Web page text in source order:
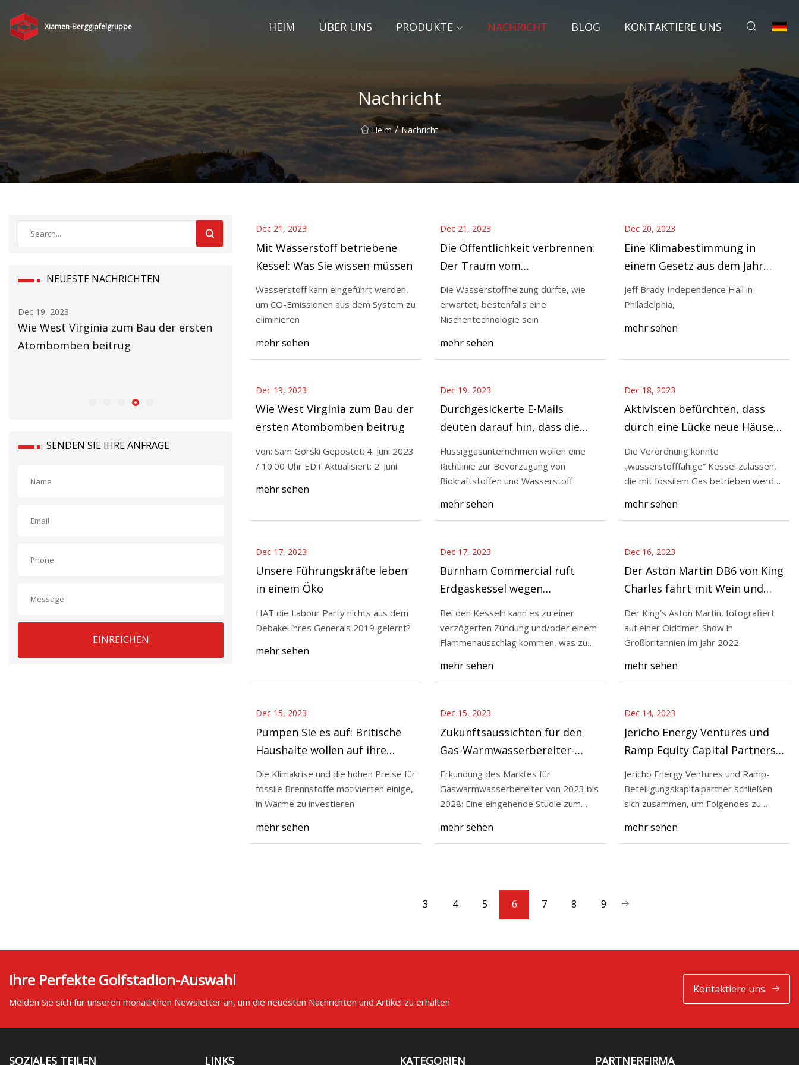
Xiamen-Berggipfelgruppe HEIM ÜBER UNS PRODUKTE NACHRICHT BLOG KONTAKTIERE UNS
Nachricht
Heim / Nachricht
NEUESTE NACHRICHTEN
Dec 19, 2023
Wie West Virginia zum Bau der ersten
Atombomben beitrug
Dec 19, 2023
Durchgesickerte E-Mails deuten darauf
hin, dass die Gasindustrie starke
Lobbyarbeit gegen den EU-
Dec 21, 2023
Mit Wasserstoff betriebene Kessel: Was
Sie wissen müssen
SENDEN SIE IHRE ANFRAGE
EINREICHEN
Dec 21, 2023
Mit Wasserstoff betriebene
Kessel: Was Sie wissen müssen
Wasserstoff kann eingeführt werden,
um CO-Emissionen aus dem System zu
eliminieren
mehr sehen
Dec 21, 2023
Die Öffentlichkeit verbrennen:
Der Traum vom
Wasserstoffheizrohr
Die Wasserstoffheizung dürfte, wie
erwartet, bestenfalls eine
Nischentechnologie sein
mehr sehen
Dec 20, 2023
Eine Klimabestimmung in
einem Gesetz aus dem Jahr
2007 beseitigt fossile
Brennstoffe in
Jeff Brady Independence Hall in
Philadelphia,
mehr sehen
Dec 19, 2023
Wie West Virginia zum Bau der
ersten Atombomben beitrug
von: Sam Gorski Gepostet: 4. Juni 2023
/ 10:00 Uhr EDT Aktualisiert: 2. Juni
mehr sehen
Dec 19, 2023
Durchgesickerte E-Mails
deuten darauf hin, dass die
Gasindustrie starke
Lobbyarbeit gegen den EU-
Kesselausstieg betreibt
Flüssiggasunternehmen wollen eine
Richtlinie zur Bevorzugung von
Biokraftstoffen und Wasserstoff
mehr sehen
Dec 18, 2023
Aktivisten befürchten, dass
durch eine Lücke neue Häuser
in England mit Gaskesseln
ausgestattet werden könnten
Die Verordnung könnte
„wasserstofffähige“ Kessel zulassen,
die mit fossilem Gas betrieben werden
mehr sehen
Dec 17, 2023
Unsere Führungskräfte leben
in einem Öko
HAT die Labour Party nichts aus dem
Debakel ihres Generals 2019 gelernt?
mehr sehen
Dec 17, 2023
Burnham Commercial ruft
Erdgaskessel wegen
Verbrennungsgefahr zurück
(Rückrufalarm)
Bei den Kesseln kann es zu einer
verzögerten Zündung und/oder einem
Flammenausschlag kommen, was zu
mehr sehen
Dec 16, 2023
Der Aston Martin DB6 von King
Charles fährt mit Wein und
Der King’s Aston Martin, fotografiert
auf einer Oldtimer-Show in
Großbritannien im Jahr 2022.
mehr sehen
Dec 15, 2023
Pumpen Sie es auf: Britische
Haushalte wollen auf ihre
Gaszentralheizung verzichten
Die Klimakrise und die hohen Preise für
fossile Brennstoffe motivierten einige,
in Wärme zu investieren
mehr sehen
Dec 15, 2023
Zukunftsaussichten für den
Gas-Warmwasserbereiter-
Markt 2023: Neue Trends und
Hauptakteure
Erkundung des Marktes für
Gaswarmwasserbereiter von 2023 bis
2028: Eine eingehende Studie zum
mehr sehen
Dec 14, 2023
Jericho Energy Ventures und
Ramp Equity Capital Partners
schließen sich zusammen, um
Innovative Zero zu schaffen
Jericho Energy Ventures und Ramp-
Beteiligungskapitalpartner schließen
sich zusammen, um Folgendes zu
mehr sehen
3 4 5 6 7 8 9
Ihre Perfekte Golfstadion-Auswahl
Melden Sie sich für unseren monatlichen Newsletter an, um die neuesten Nachrichten und Artikel zu erhalten
Kontaktiere uns
SOZIALES TEILEN LINKS KATEGORIEN PARTNERFIRMA